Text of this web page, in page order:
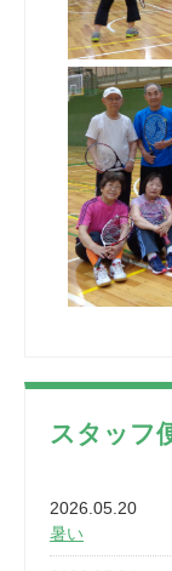
スタッフ
2026.05.20
暑い